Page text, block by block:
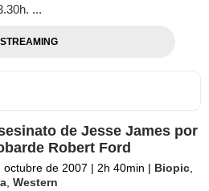
...
STREAMING
de Jesse James por
Robert Ford
octubre de 2007 | 2h 40min | Biopic
,Western